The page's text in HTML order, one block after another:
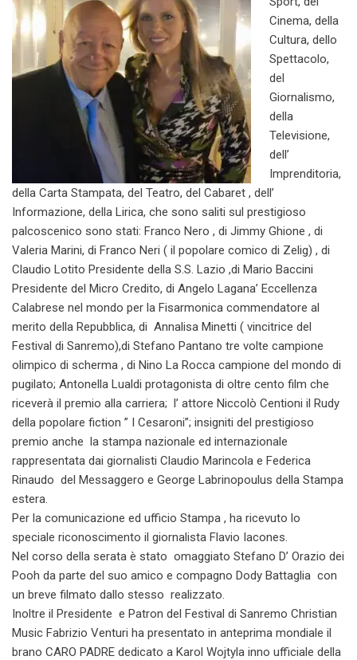
Cinema, della
Cultura, dello
Spettacolo,
del
Giornalismo,
della
Televisione,
dell’
Imprenditoria,
della Carta Stampata, del Teatro, del Cabaret , dell’
Informazione, della Lirica, che sono saliti sul prestigioso
palcoscenico sono stati: Franco Nero , di Jimmy Ghione , di
Valeria Marini, di Franco Neri ( il popolare comico di Zelig) , di
Claudio Lotito Presidente della S.S. Lazio ,di Mario Baccini
Presidente del Micro Credito, di Angelo Lagana’ Eccellenza
Calabrese nel mondo per la Fisarmonica commendatore al
merito della Repubblica, di Annalisa Minetti ( vincitrice del
Festival di Sanremo),di Stefano Pantano tre volte campione
olimpico di scherma , di Nino La Rocca campione del mondo di
pugilato; Antonella Lualdi protagonista di oltre cento film che
riceverà il premio alla carriera; l’ attore Niccolò Centioni il Rudy
della popolare fiction ” I Cesaroni”; insigniti del prestigioso
premio anche la stampa nazionale ed internazionale
rappresentata dai giornalisti Claudio Marincola e Federica
Rinaudo del Messaggero e George Labrinopoulus della Stampa
estera.
Per la comunicazione ed ufficio Stampa , ha ricevuto lo
speciale riconoscimento il giornalista Flavio Iacones.
Nel corso della serata è stato omaggiato Stefano D’ Orazio dei
Pooh da parte del suo amico e compagno Dody Battaglia con
un breve filmato dallo stesso realizzato.
Inoltre il Presidente e Patron del Festival di Sanremo Christian
Music Fabrizio Venturi ha presentato in anteprima mondiale il
brano CARO PADRE dedicato a Karol Wojtyla inno ufficiale della